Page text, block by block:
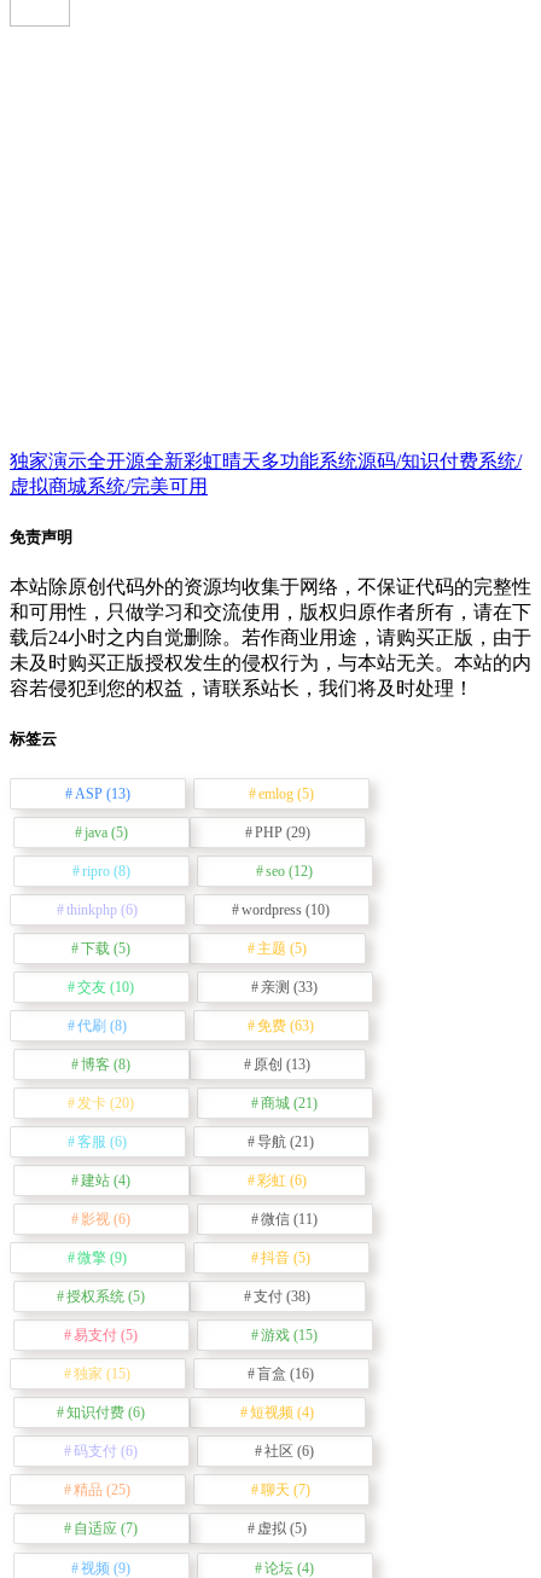
独家演示全开源全新彩虹晴天多功能系统源码/知识付费系统/
虚拟商城系统/完美可用
免责声明
本站除原创代码外的资源均收集于网络，不保证代码的完整性
和可用性，只做学习和交流使用，版权归原作者所有，请在下
载后24小时之内自觉删除。若作商业用途，请购买正版，由于
未及时购买正版授权发生的侵权行为，与本站无关。本站的内
容若侵犯到您的权益，请联系站长，我们将及时处理！
标签云
ASP(13) emlog(5)
java(5) PHP(29)
ripro(8) seo (12)
thinkphp (6) wordpress (10)
下载 (5) 主题 (5)
交友 (10) 亲测 (33)
代刷 (8) 免费 (63)
博客 (8) 原创 (13)
发卡 (20) 商城 (21)
客服 (6) 导航 (21)
建站 (4) 彩虹 (6)
影视 (6) 微信 (11)
微擎 (9) 抖音 (5)
授权系统 (5) 支付 (38)
易支付 (5) 游戏 (15)
独家 (15) 盲盒 (16)
知识付费 (6) 短视频 (4)
码支付 (6) 社区 (6)
精品 (25) 聊天 (7)
自适应 (7) 虚拟 (5)
视频 (9) 论坛 (4)